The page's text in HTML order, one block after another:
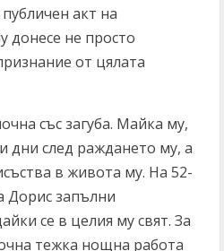
акт на
донесе не просто
от цялата
със загуба. Майка му,
дни след раждането му, а
в живота му. На 52-
Дорис запълни
се в целия му свят. За
тежка нощна работа